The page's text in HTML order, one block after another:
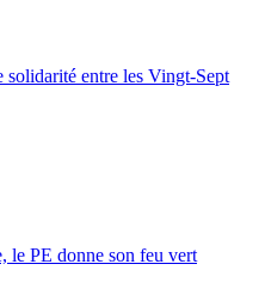
solidarité entre les Vingt-Sept
le PE donne son feu vert